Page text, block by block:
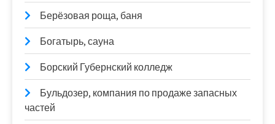
Берёзовая роща, баня
Богатырь, сауна
Борский Губернский колледж
Бульдозер, компания по продаже запасных
частей